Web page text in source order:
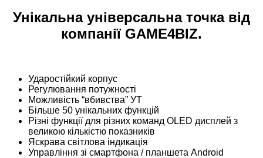
Унікальна універсальна точка від
компанії GAME4BIZ.
Ударостійкий корпус
Регулювання потужності
Можливість “вбивства” УТ
Більше 50 унікальних функцій
Різні функції для різних команд OLED дисплей з
великою кількістю показників
Яскрава світлова індикація
Управління зі смартфона / планшета Android